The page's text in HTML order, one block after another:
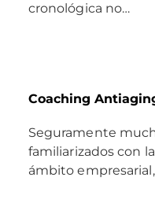
cronológica no…
Coaching
Seguramente
familiarizados con
ámbito